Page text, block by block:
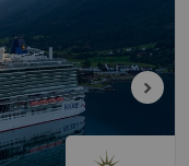
chevron_right